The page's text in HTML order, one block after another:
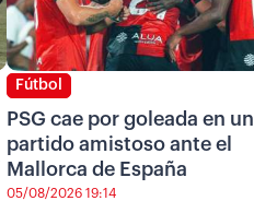
Fútbol
PSG cae por goleada en un
partido amistoso ante el
Mallorca de España
05/08/2026 19:14